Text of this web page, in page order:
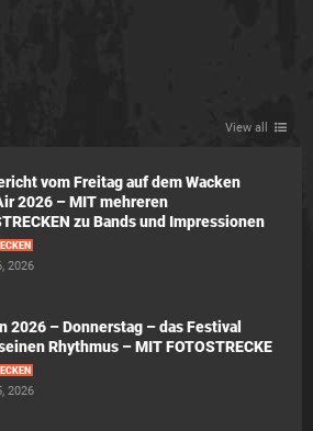
View all
vom Freitag auf dem Wacken
2026 – MIT mehreren
zu Bands und Impressionen
2026
2026 – Donnerstag – das Festival
Rhythmus – MIT FOTOSTRECKE
2026